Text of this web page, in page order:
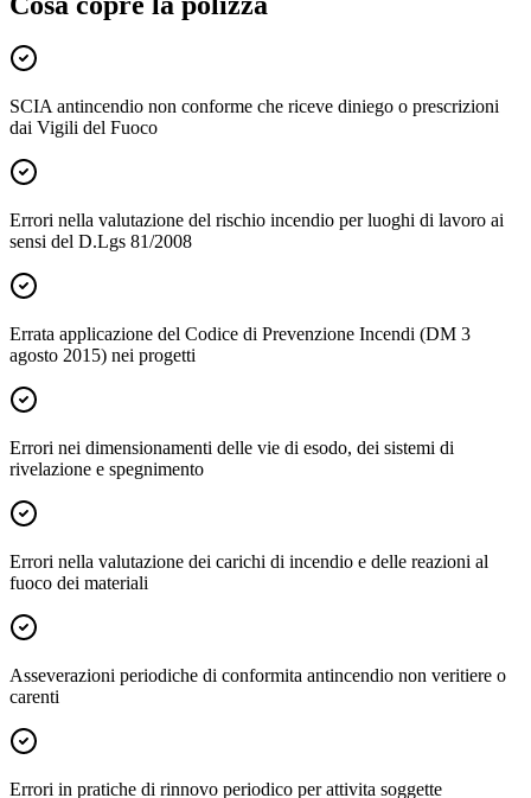
SCIA antincendio non conforme che riceve diniego o prescrizioni
dai Vigili del Fuoco
Errori nella valutazione del rischio incendio per luoghi di lavoro ai
sensi del D.Lgs 81/2008
Errata applicazione del Codice di Prevenzione Incendi (DM 3
agosto 2015) nei progetti
Errori nei dimensionamenti delle vie di esodo, dei sistemi di
rivelazione e spegnimento
Errori nella valutazione dei carichi di incendio e delle reazioni al
fuoco dei materiali
Asseverazioni periodiche di conformita antincendio non veritiere o
carenti
Errori in pratiche di rinnovo periodico per attivita soggette